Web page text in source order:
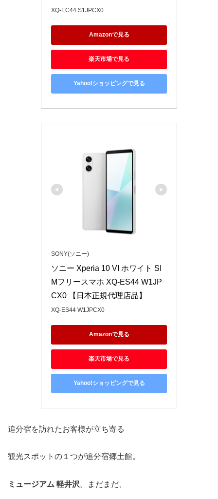
XQ-EC44 S1JPCX0
Amazonで見る
楽天市場で見る
Yahoo!ショッピングで見る
SONY(ソニー)
ソニー Xperia 10 VI ホワイト SI
Mフリースマホ XQ-ES44 W1JP
CX0 【日本正規代理店品】
XQ-ES44 W1JPCX0
Amazonで見る
楽天市場で見る
Yahoo!ショッピングで見る
追分宿を訪れたお客様が立ち寄る
観光スポットの１つが追分宿郷土館。
ミュージアム 軽井沢。まだまだ、